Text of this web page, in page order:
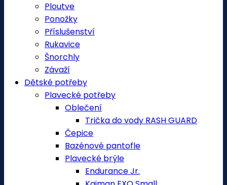
Ploutve
Ponožky
Příslušenství
Rukavice
Šnorchly
Závaží
Dětské potřeby
Plavecké potřeby
Oblečení
Trička do vody RASH GUARD
Čepice
Bazénové pantofle
Plavecké brýle
Endurance Jr.